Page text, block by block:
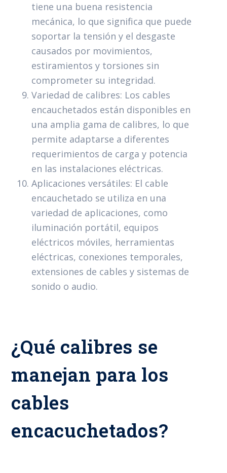
tiene una buena resistencia
mecánica, lo que significa que puede
soportar la tensión y el desgaste
causados por movimientos,
estiramientos y torsiones sin
comprometer su integridad.
Variedad de calibres: Los cables
encauchetados están disponibles en
una amplia gama de calibres, lo que
permite adaptarse a diferentes
requerimientos de carga y potencia
en las instalaciones eléctricas.
Aplicaciones versátiles: El cable
encauchetado se utiliza en una
variedad de aplicaciones, como
iluminación portátil, equipos
eléctricos móviles, herramientas
eléctricas, conexiones temporales,
extensiones de cables y sistemas de
sonido o audio.
¿Qué calibres se
manejan para los
cables
encacuchetados?